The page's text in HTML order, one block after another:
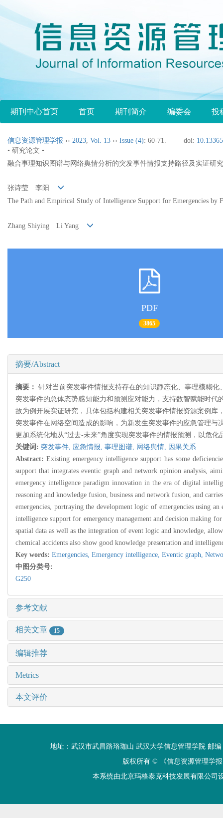
期刊中心首页 首页 期刊简介 编委会 投
信息资源管理学报 ›› 2023, Vol. 13 ›› Issue (4): 60-71. doi:
• 研究论文 •
融合事理知识图谱与网络舆情分析的突发事件情报支持路径及实证
张诗莹 李阳
The Path and Empirical Study of Intelligence Support for Emergencies
Zhang Shiying Li Yang
PDF
3865
摘要/Abstract
摘要： 针对当前突发事件情报支持存在的知识静态化、事理模糊
突发事件的总体态势感知能力和预测应对能力，支持数智赋能时
故为例开展实证研究，具体包括构建相关突发事件情报资源案例
突发事件在网络空间造成的影响，为新发生突发事件的应急管理
更加系统化地从“过去-未来”角度实现突发事件的情报预测，以危
关键词: 突发事件, 应急情报, 事理图谱, 网络舆情, 因果关系
Abstract:Existing emergency intelligence support has some
support that integrates eventic graph and network opinion analysis,
emergency intelligence paradigm innovation in the era of digital
reasoning and knowledge fusion, business and network fusion, and
emergencies, portraying the development logic of emergencies using
intelligence support for emergency management and decision making
spatial data as well as the integration of event logic and knowledge,
chemical accidents also show good knowledge presentation and
Key words: Emergencies, Emergency intelligence, Eventic graph,
中图分类号:
G250
参考文献
相关文章 15
编辑推荐
Metrics
本文评价
地址：武汉市武昌路珞珈山 武汉大学信息管理学院 邮编
版权所有 ©
《信息资源管理学
本系统由北京玛格泰克科技发展有限公司